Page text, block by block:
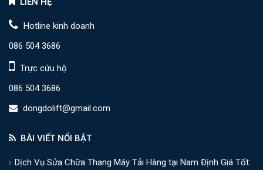
Hotline kinh doanh
086 504 3686
Trực cứu hộ
086 504 3686
dongdolift@gmail.com
BÀI VIẾT NỔI BẬT
Dịch Vụ Sửa Chữa Thang Máy Tải Hàng tại Nam Định Giá Tốt: